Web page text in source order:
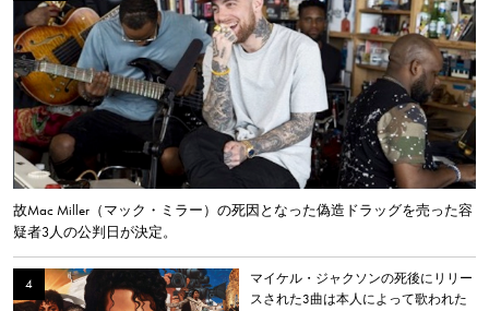
故Mac Miller（マック・ミラー）の死因となった偽造ドラッグを売った容
疑者3人の公判日が決定。
マイケル・ジャクソンの死後にリリー
スされた3曲は本人によって歌われた